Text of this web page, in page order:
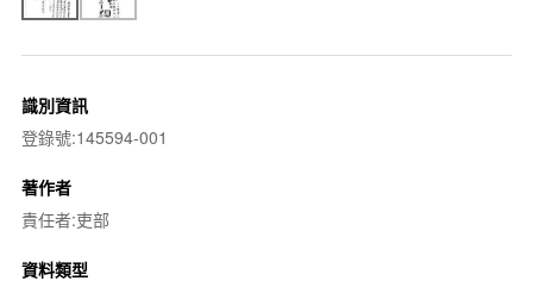
識別資訊
登錄號:145594-001
著作者
責任者:吏部
資料類型